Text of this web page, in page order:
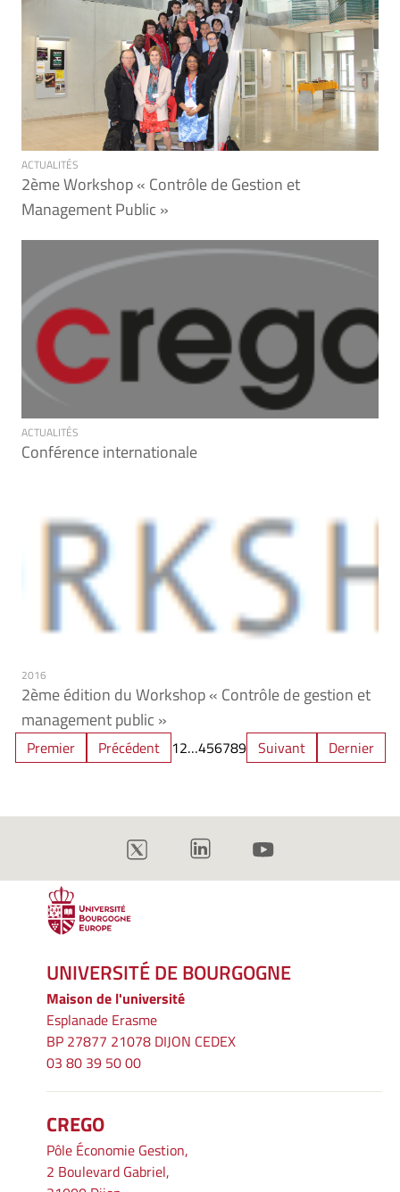
ACTUALITÉS
2ème Workshop « Contrôle de Gestion et
Management Public »
ACTUALITÉS
Conférence internationale
2016
2ème édition du Workshop « Contrôle de gestion et
management public »
Premier Précédent 12…456789 Suivant Dernier
UNIVERSITÉ DE BOURGOGNE
Maison de l'université
Esplanade Erasme
BP 27877 21078 DIJON CEDEX
03 80 39 50 00
CREGO
Pôle Économie Gestion,
2 Boulevard Gabriel,